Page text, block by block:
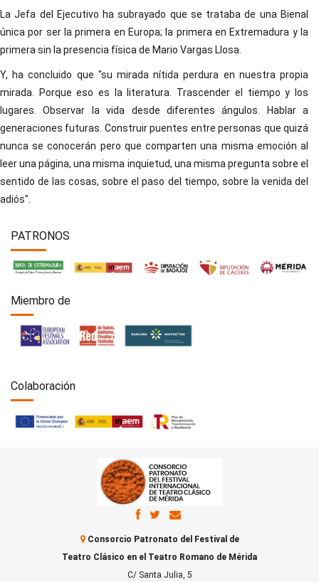
La Jefa del Ejecutivo ha subrayado que se trataba de una Bienal
única por ser la primera en Europa; la primera en Extremadura y la
primera sin la presencia física de Mario Vargas Llosa.
Y, ha concluido que "su mirada nítida perdura en nuestra propia
mirada. Porque eso es la literatura. Trascender el tiempo y los
lugares. Observar la vida desde diferentes ángulos. Hablar a
generaciones futuras. Construir puentes entre personas que quizá
nunca se conocerán pero que comparten una misma emoción al
leer una página, una misma inquietud, una misma pregunta sobre el
sentido de las cosas, sobre el paso del tiempo, sobre la venida del
adiós".
PATRONOS
Miembro de
Colaboración
Consorcio Patronato del Festival de
Teatro Clásico en el Teatro Romano de Mérida
C/ Santa Julia, 5